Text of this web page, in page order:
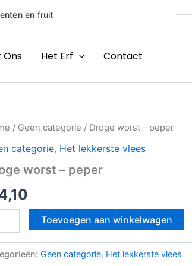
Ons Het Erf Contact
/ Geen categorie / Droge worst – peper
categorie, Het lekkerste vlees
worst – peper
Toevoegen aan winkelwagen
Geen categorie, Het lekkerste vlees